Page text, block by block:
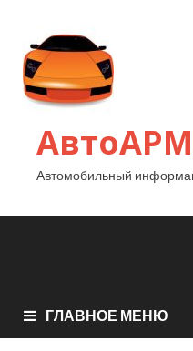
Автомобильный
ГЛАВНОЕ МЕНЮ